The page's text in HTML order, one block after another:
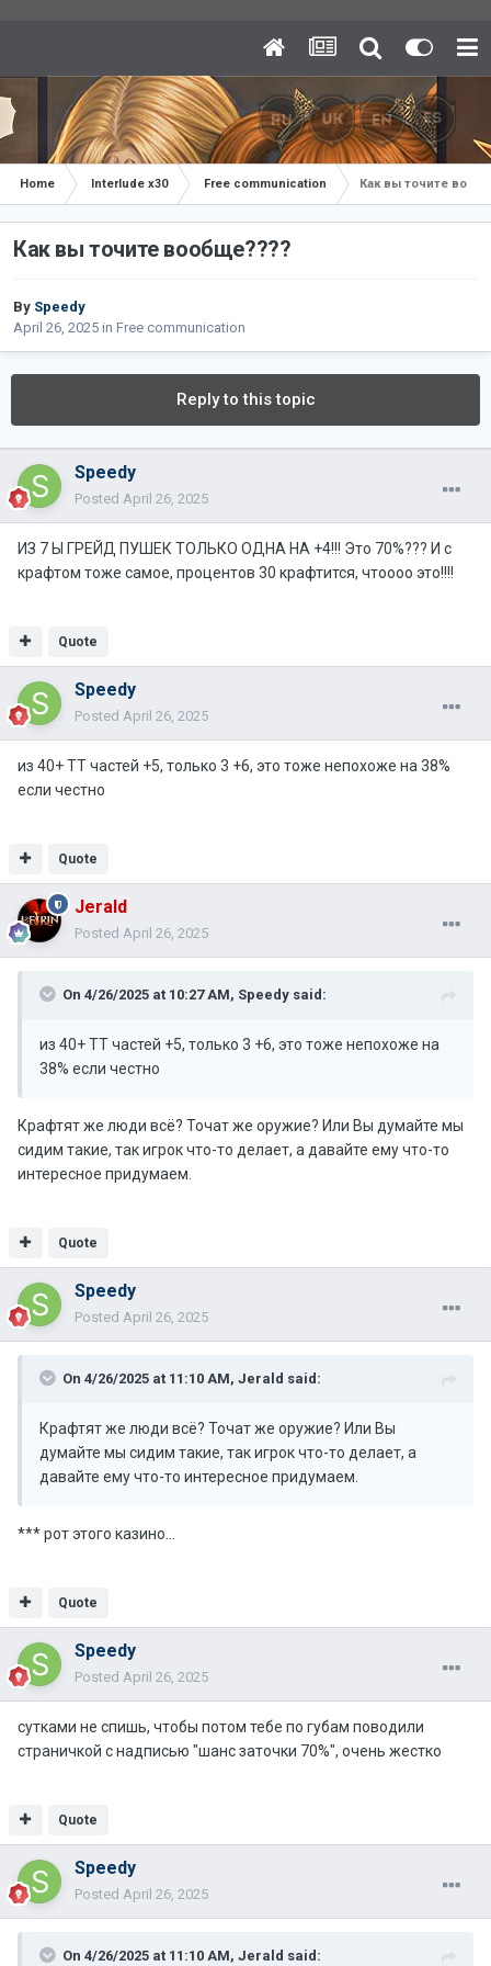
Home Interlude x30 Free communication Как вы точите
Как вы точите вообще????
By Speedy
April 26, 2025 in Free communication
Reply to this topic
Speedy
Posted April 26, 2025
ИЗ 7 Ы ГРЕЙД ПУШЕК ТОЛЬКО ОДНА НА +4!!! Это 70%??? И с
крафтом тоже самое, процентов 30 крафтится, чтоооо это!!!!
Quote
Speedy
Posted April 26, 2025
из 40+ ТТ частей +5, только 3 +6, это тоже непохоже на 38%
если честно
Quote
Jerald
Posted April 26, 2025
On 4/26/2025 at 10:27 AM, Speedy said:
из 40+ ТТ частей +5, только 3 +6, это тоже непохоже на
38% если честно
Крафтят же люди всё? Точат же оружие? Или Вы думайте мы
сидим такие, так игрок что-то делает, а давайте ему что-то
интересное придумаем.
Quote
Speedy
Posted April 26, 2025
On 4/26/2025 at 11:10 AM, Jerald said:
Крафтят же люди всё? Точат же оружие? Или Вы
думайте мы сидим такие, так игрок что-то делает, а
давайте ему что-то интересное придумаем.
*** рот этого казино...
Quote
Speedy
Posted April 26, 2025
сутками не спишь, чтобы потом тебе по губам поводили
страничкой с надписью "шанс заточки 70%", очень жестко
Quote
Speedy
Posted April 26, 2025
On 4/26/2025 at 11:10 AM, Jerald said: